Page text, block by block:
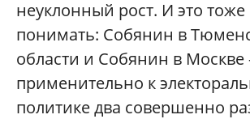
неуклонный рост. И это
понимать: Собянин в
области и Собянин в
применительно к
политике два совершенно